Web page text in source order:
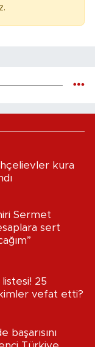
kura
Sermet
sert
25
vefat etti?
başarısını